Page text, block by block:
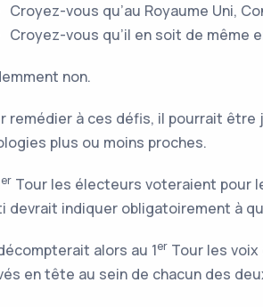
Croyez-vous qu’au Royaume Uni,
Croyez-vous qu’il en soit de même
non.
remédier à ces défis, il pourrait
plus ou moins proches.
er Tour les électeurs voteraient pour le
devrait indiquer obligatoirement à
alors au 1er Tour les
en tête au sein de chacun des